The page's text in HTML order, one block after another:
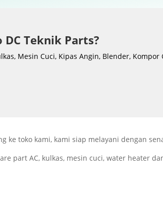
DC Teknik Parts?
Mesin Cuci, Kipas Angin, Blender, Kompor
ke toko kami, kami siap melayani dengan
part AC, kulkas, mesin cuci, water heater